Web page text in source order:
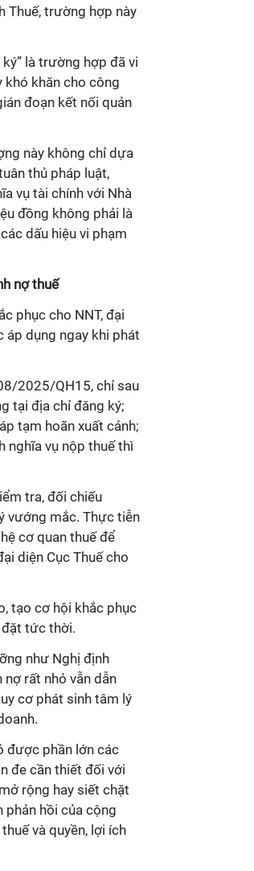
Thuế, trường hợp này
là trường hợp đã vi
khó khăn cho công
đoạn kết nối quản
này không chỉ dựa
thủ pháp luật,
vụ tài chính với Nhà
đồng không phải là
dấu hiệu vi phạm
nợ thuế
phục cho NNT, đại
áp dụng ngay khi phát
2025/QH15, chỉ sau
tại địa chỉ đăng ký;
tạm hoãn xuất cảnh;
nghĩa vụ nộp thuế thì
tra, đối chiếu
vướng mắc. Thực tiễn
cơ quan thuế để
diện Cục Thuế cho
tạo cơ hội khắc phục
đặt tức thời.
như Nghị định
rất nhỏ vẫn dẫn
cơ phát sinh tâm lý
được phần lớn các
đe cần thiết đối với
rộng hay siết chặt
phản hồi của cộng
và quyền, lợi ích